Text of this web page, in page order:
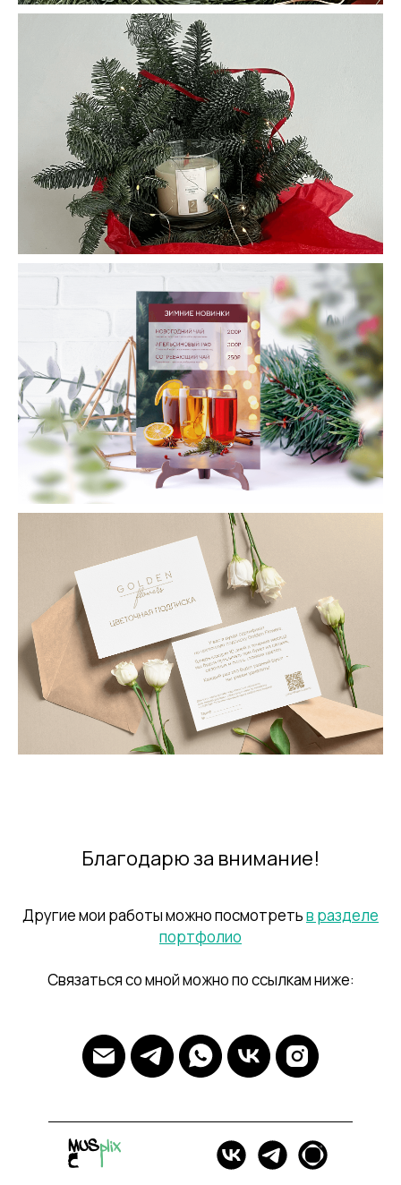
Благодарю за внимание!
Другие мои работы можно посмотретьв разделе
портфолио
Связаться со мной можно по ссылкам ниже: